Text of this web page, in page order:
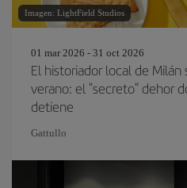
Imagen: LightField Studios
01 mar 2026 - 31 oct 2026
El historiador local de
verano: el "secreto" dehor
detiene
Gattullo